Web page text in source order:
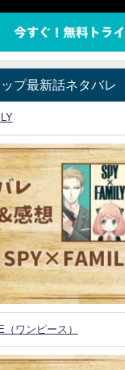
プ最新話ネタバレ
ワンピース）